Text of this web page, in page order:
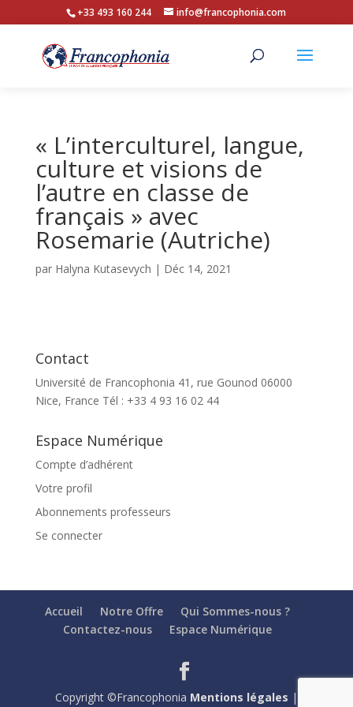
+33 493 160 244 info@francophonia.com
« L’interculturel, langue,
culture et visions de
l’autre en classe de
français » avec
Rosemarie (Autriche)
par Halyna Kutasevych | Déc 14, 2021
Contact
Université de Francophonia 41, rue Gounod 06000
Nice, France Tél : +33 4 93 16 02 44
Espace Numérique
Compte d’adhérent
Votre profil
Abonnements professeurs
Se connecter
Accueil Notre Offre
Qui Sommes-nous ?
Contactez-nous
Espace Numérique
Copyright ©Francophonia Mentions légales |